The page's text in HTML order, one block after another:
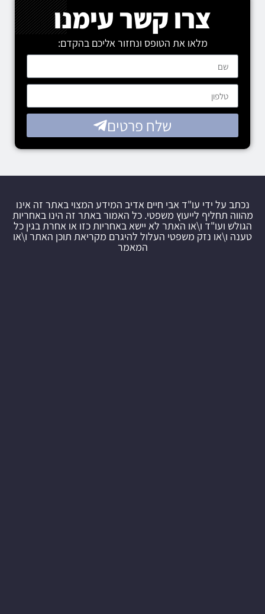
צרו קשר עימנו
מלאו את הטופס ונחזור אליכם בהקדם:
שלח פרטים
נכתב על ידי עו"ד אבי חיים אדיב המידע המצוי באתר זה אינו
מהווה תחליף לייעוץ משפטי. כל האמור באתר זה הינו באחריות
הגולש ועו"ד ו\או האתר לא יישא באחריות כזו או אחרת בגין כל
טענה ו\או נזק משפטי העלול להיגרם מקריאת תוכן האתר ו\או
המאמר